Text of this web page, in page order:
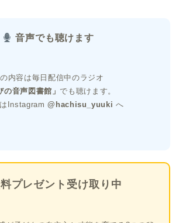
音声でも聴けます
内容は毎日配信中のラジオ
の音声図書館」 でも聴けます。
はInstagram@hachisu_yuuki へ
プレゼント受け取り中